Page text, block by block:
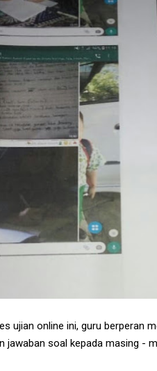
ujian online ini, guru berperan
jawaban soal kepada masing -